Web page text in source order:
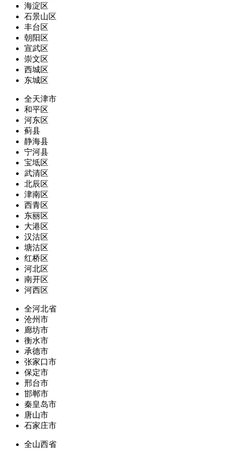
海淀区
石景山区
丰台区
朝阳区
宣武区
崇文区
西城区
东城区
全天津市
和平区
河东区
蓟县
静海县
宁河县
宝坻区
武清区
北辰区
津南区
西青区
东丽区
大港区
汉沽区
塘沽区
红桥区
河北区
南开区
河西区
全河北省
沧州市
廊坊市
衡水市
承德市
张家口市
保定市
邢台市
邯郸市
秦皇岛市
唐山市
石家庄市
全山西省